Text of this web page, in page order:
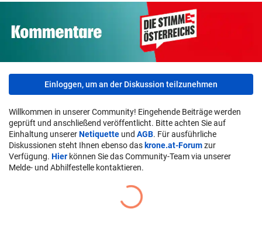
Einloggen, um an der Diskussion teilzunehmen
Willkommen in unserer Community! Eingehende Beiträge werden
geprüft und anschließend veröffentlicht. Bitte achten Sie auf
Einhaltung unsererNetiquette und AGB. Für ausführliche
Diskussionen steht Ihnen ebenso das krone.at-Forumzur
Verfügung. Hier können Sie das Community-Team via unserer
Melde- und Abhilfestelle kontaktieren.